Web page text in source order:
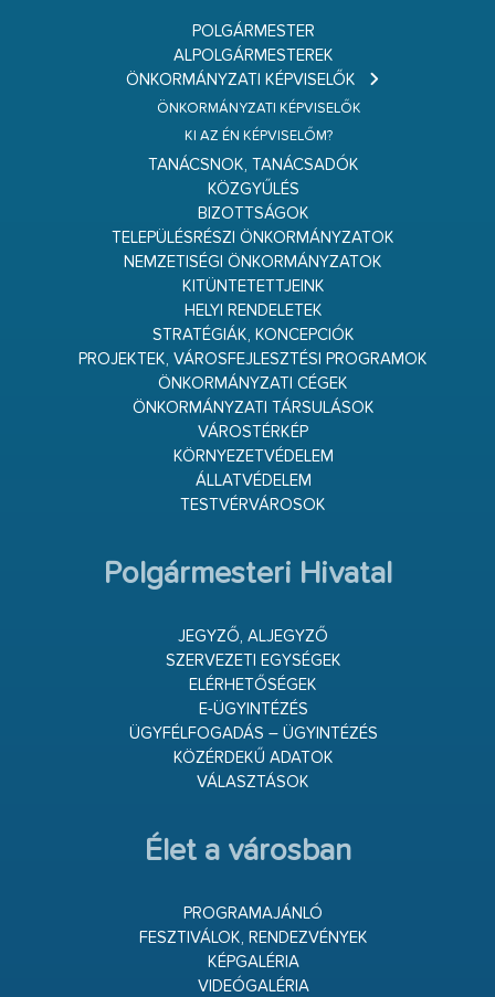
POLGÁRMESTER
ALPOLGÁRMESTEREK
ÖNKORMÁNYZATI KÉPVISELŐK
ÖNKORMÁNYZATI KÉPVISELŐK
KI AZ ÉN KÉPVISELŐM?
TANÁCSNOK, TANÁCSADÓK
KÖZGYŰLÉS
BIZOTTSÁGOK
TELEPÜLÉSRÉSZI ÖNKORMÁNYZATOK
NEMZETISÉGI ÖNKORMÁNYZATOK
KITÜNTETETTJEINK
HELYI RENDELETEK
STRATÉGIÁK, KONCEPCIÓK
PROJEKTEK, VÁROSFEJLESZTÉSI PROGRAMOK
ÖNKORMÁNYZATI CÉGEK
ÖNKORMÁNYZATI TÁRSULÁSOK
VÁROSTÉRKÉP
KÖRNYEZETVÉDELEM
ÁLLATVÉDELEM
TESTVÉRVÁROSOK
Polgármesteri Hivatal
JEGYZŐ, ALJEGYZŐ
SZERVEZETI EGYSÉGEK
ELÉRHETŐSÉGEK
E-ÜGYINTÉZÉS
ÜGYFÉLFOGADÁS – ÜGYINTÉZÉS
KÖZÉRDEKŰ ADATOK
VÁLASZTÁSOK
Élet a városban
PROGRAMAJÁNLÓ
FESZTIVÁLOK, RENDEZVÉNYEK
KÉPGALÉRIA
VIDEÓGALÉRIA